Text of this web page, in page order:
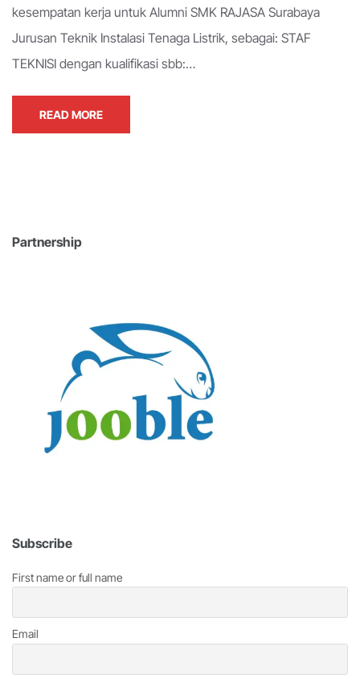
kesempatan kerja untuk Alumni SMK RAJASA Surabaya
Jurusan Teknik Instalasi Tenaga Listrik, sebagai: STAF
TEKNISI dengan kualifikasi sbb:…
READ MORE
Partnership
Subscribe
First name or full name
Email